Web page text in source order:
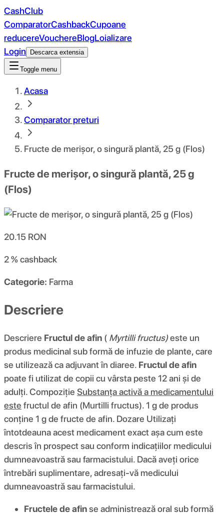
CashClub
ComparatorCashbackCupoane
reducereVouchereBlogLoializare
Login
Descarca extensia
Toggle menu
Acasa
Comparator preturi
Fructe de merișor, o singură plantă, 25 g (Flos)
Fructe de merișor, o singură plantă, 25 g
(Flos)
20.15 RON
2 %cashback
Categorie: Farma
Descriere
Descriere Fructul de afin ( Myrtilli fructus)este un
produs medicinal sub formă de infuzie de plante, care
se utilizează ca adjuvant în diaree. Fructul de afin
poate fi utilizat de copii cu vârsta peste 12 ani și de
adulți. Compoziţie Substanța activă a medicamentului
este fructul de afin (Murtilli fructus). 1 g de produs
conține 1 g de fructe de afin. Dozare Utilizați
întotdeauna acest medicament exact așa cum este
descris în prospect sau conform indicațiilor medicului
dumneavoastră sau farmacistului. Dacă aveți orice
întrebări suplimentare, adresați-vă medicului
dumneavoastră sau farmacistului.
Fructele de afinse administrează oral sub formă